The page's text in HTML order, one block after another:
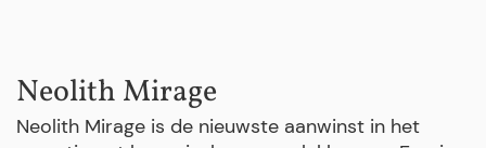
Neolith Mirage
Neolith Mirage is de nieuwste aanwinst in het